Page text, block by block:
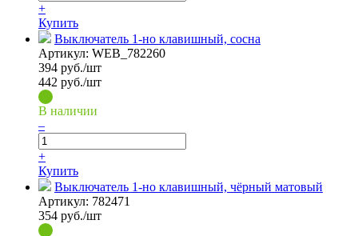
+
Купить
Выключатель 1-но клавишный, сосна
Артикул: WEB_782260
394 руб./шт
442 руб./шт
В наличии
–
+
Купить
Выключатель 1-но клавишный, чёрный матовый
Артикул: 782471
354 руб./шт